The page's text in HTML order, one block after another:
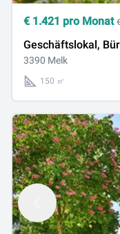
€ 1.421 pro Monat
Geschäftslokal,
3390 Melk
150 ㎡